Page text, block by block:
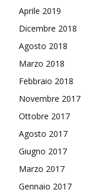
Aprile 2019
Dicembre 2018
Agosto 2018
Marzo 2018
Febbraio 2018
Novembre 2017
Ottobre 2017
Agosto 2017
Giugno 2017
Marzo 2017
Gennaio 2017